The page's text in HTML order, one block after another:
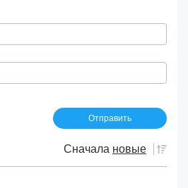
Сначала новые